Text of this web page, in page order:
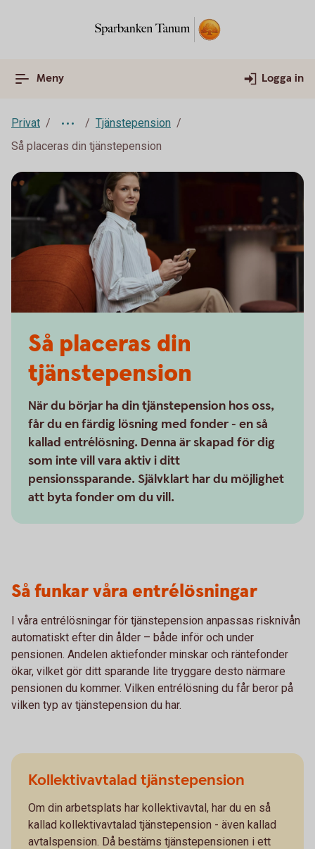
Meny Logga in
Privat
Tjänstepension
Så placeras din tjänstepension
Så placeras din
tjänstepension
När du börjar ha din tjänstepension hos oss,
får du en färdig lösning med fonder - en så
kallad entrélösning. Denna är skapad för dig
som inte vill vara aktiv i ditt
pensionssparande. Självklart har du möjlighet
att byta fonder om du vill.
Så funkar våra entrélösningar
I våra entrélösningar för tjänstepension anpassas risknivån
automatiskt efter din ålder – både inför och under
pensionen. Andelen aktiefonder minskar och räntefonder
ökar, vilket gör ditt sparande lite tryggare desto närmare
pensionen du kommer. Vilken entrélösning du får beror på
vilken typ av tjänstepension du har.
Kollektivavtalad tjänstepension
Om din arbetsplats har kollektivavtal, har du en så
kallad kollektivavtalad tjänstepension - även kallad
avtalspension. Då bestäms tjänstepensionen i ett